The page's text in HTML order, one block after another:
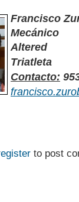
Francisco
Mecánico
Altered
Triatleta
Contacto:
to post